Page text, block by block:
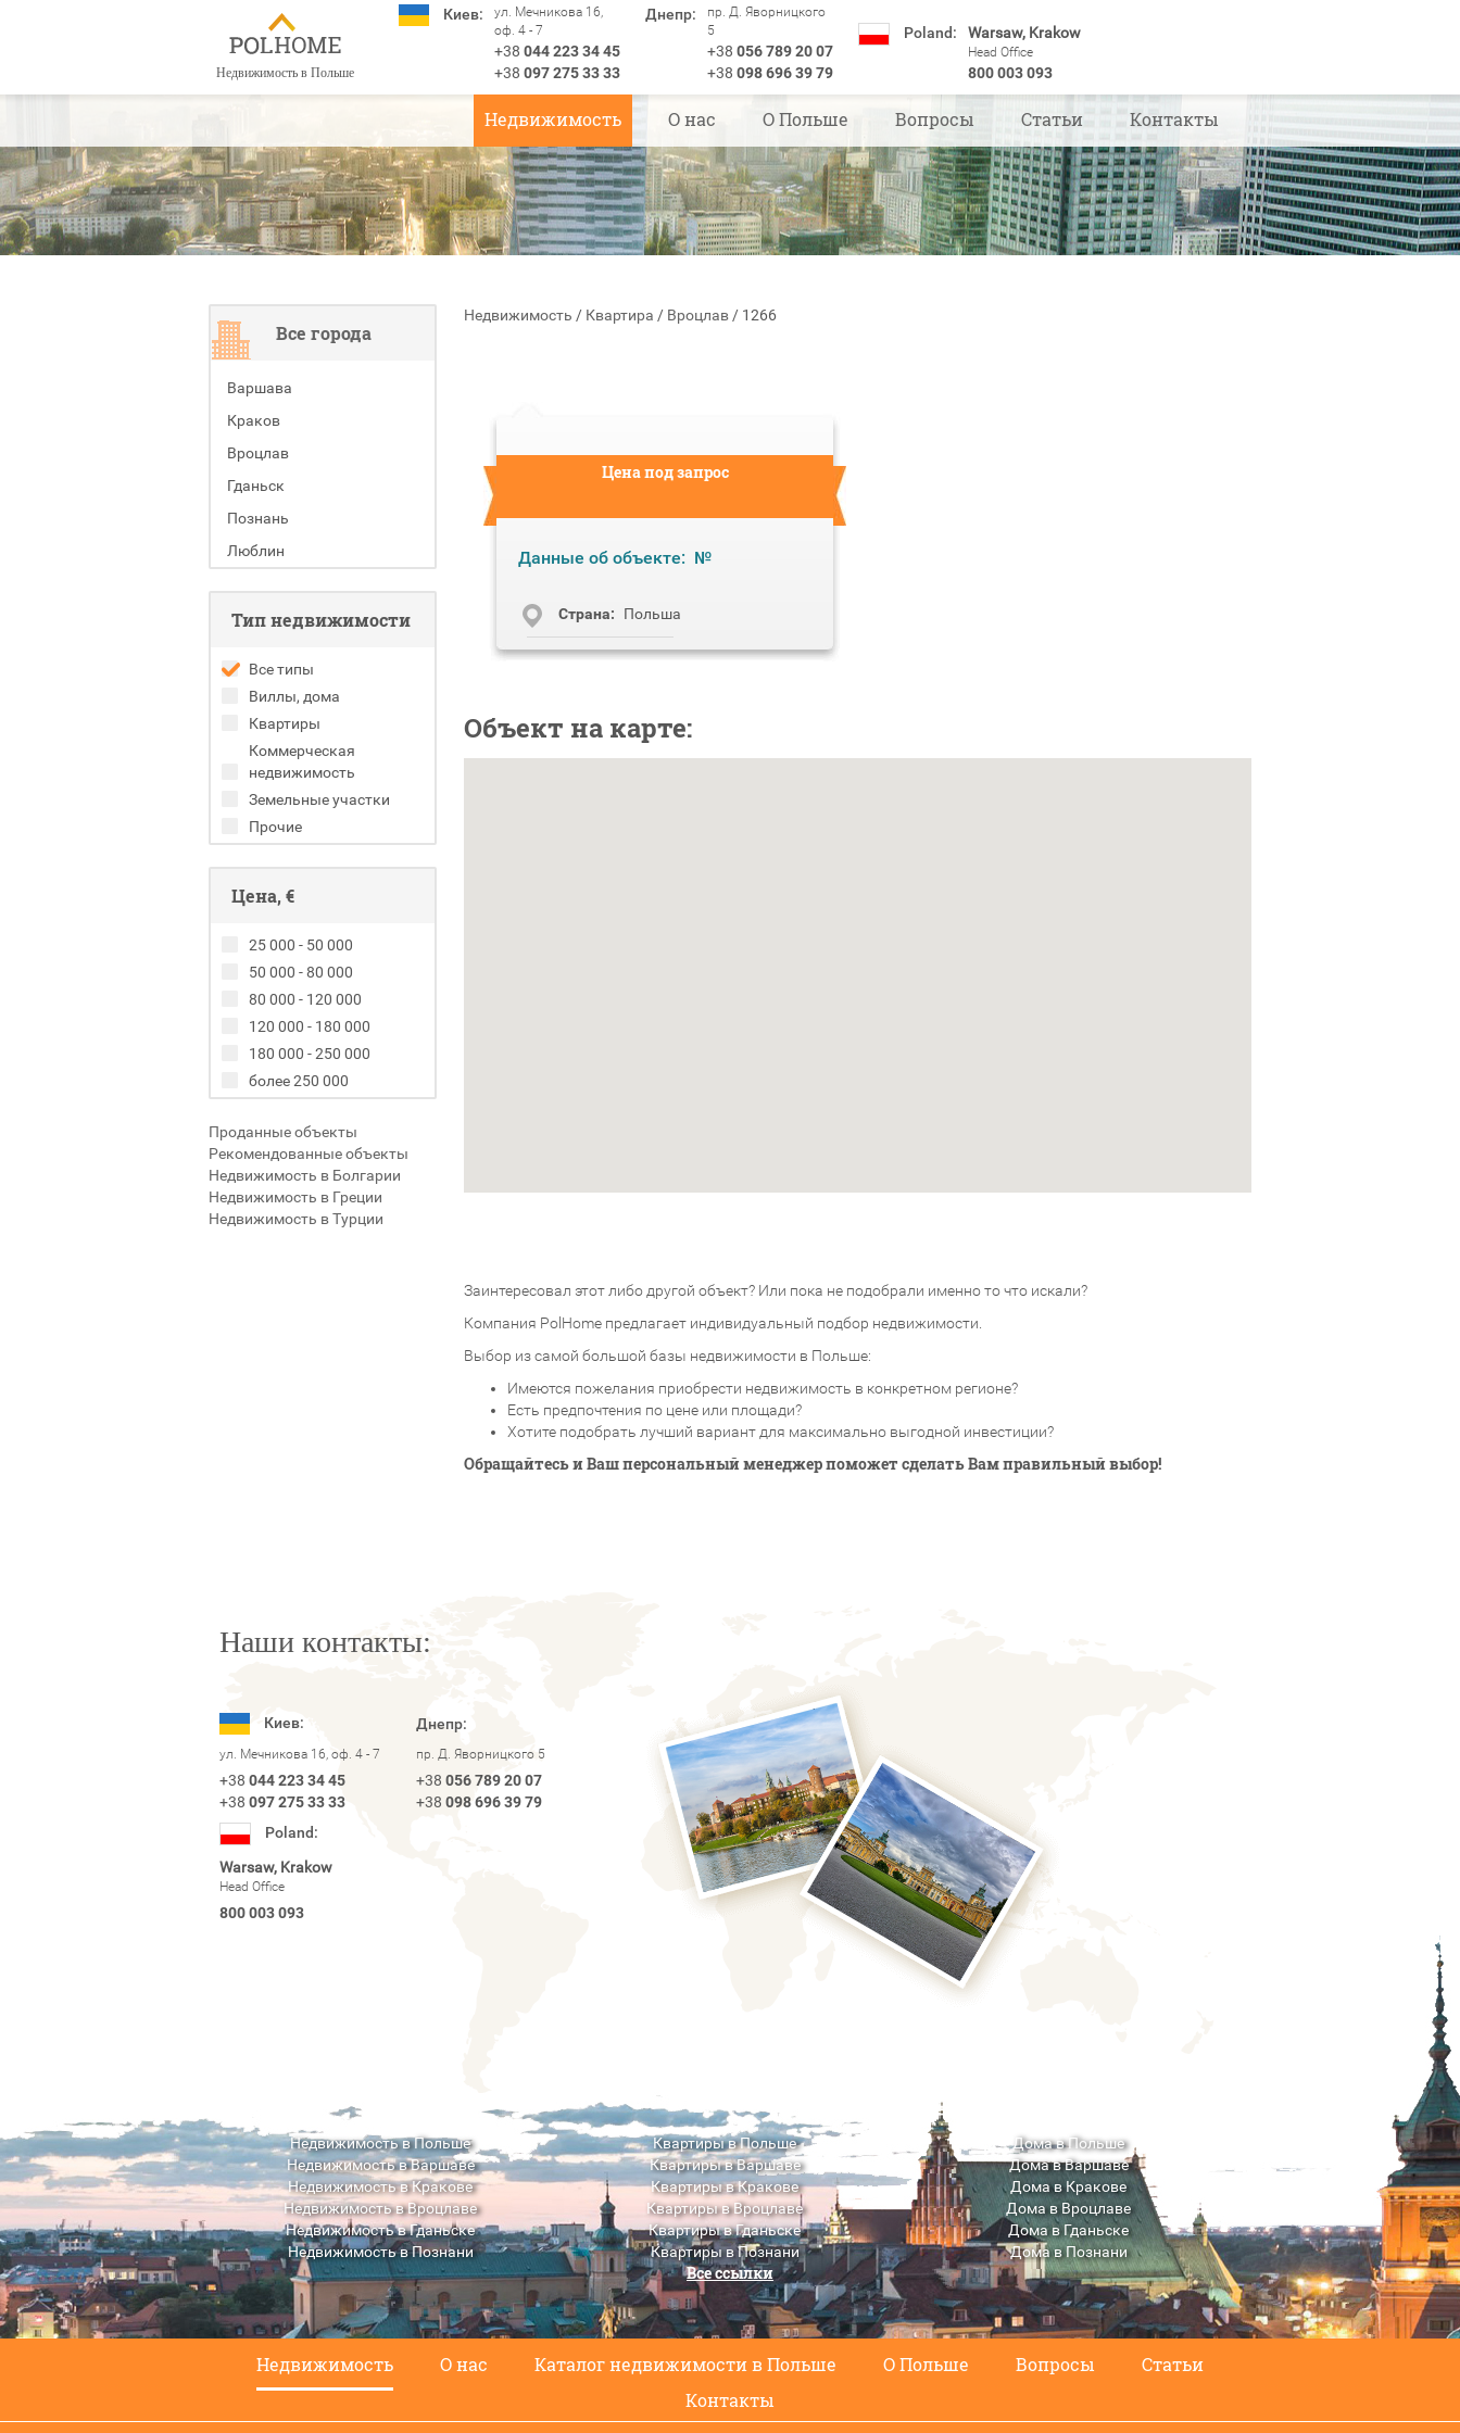
Недвижимость в Польше
Киев:
ул. Мечникова 16,
оф. 4 - 7
+38 044 223 34 45
+38 097 275 33 33
Днепр:
пр. Д. Яворницкого
5
+38 056 789 20 07
+38 098 696 39 79
Poland: Warsaw, Krakow
Head Office
800 003 093
Недвижимость О нас О Польше Вопросы Статьи Контакты
Все города
Варшава
Краков
Вроцлав
Гданьск
Познань
Люблин
Тип недвижимости
Все типы
Виллы, дома
Квартиры
Коммерческая
недвижимость
Земельные участки
Прочие
Цена, €
25 000 - 50 000
50 000 - 80 000
80 000 - 120 000
120 000 - 180 000
180 000 - 250 000
более 250 000
Проданные объекты
Рекомендованные объекты
Недвижимость в Болгарии
Недвижимость в Греции
Недвижимость в Турции
Недвижимость / Квартира / Вроцлав / 1266
Цена под запрос
Данные об объекте: №
Cтрана: Польша
Объект на карте:
Заинтересовал этот либо другой объект? Или пока не подобрали именно то что искали?
Компания PolHome предлагает индивидуальный подбор недвижимости.
Выбор из самой большой базы недвижимости в Польше:
Имеются пожелания приобрести недвижимость в конкретном регионе?
Есть предпочтения по цене или площади?
Хотите подобрать лучший вариант для максимально выгодной инвестиции?
Обращайтесь и Ваш персональный менеджер поможет сделать Вам правильный выбор!
Наши контакты:
Киев:
ул. Мечникова 16, оф. 4 - 7
+38 044 223 34 45
+38 097 275 33 33
Днепр:
пр. Д. Яворницкого 5
+38 056 789 20 07
+38 098 696 39 79
Poland:
Warsaw, Krakow
Head Office
800 003 093
Недвижимость в Польше
Недвижимость в Варшаве
Недвижимость в Кракове
Недвижимость в Вроцлаве
Недвижимость в Гданьске
Недвижимость в Познани
Недвижимость в Люблине
Квартиры в Польше
Квартиры в Варшаве
Квартиры в Кракове
Квартиры в Вроцлаве
Квартиры в Гданьске
Квартиры в Познани
Квартиры в Люблине
Дома в Польше
Дома в Варшаве
Дома в Кракове
Дома в Вроцлаве
Дома в Гданьске
Дома в Познани
Дома в Люблине
Все ссылки
Недвижимость О нас Каталог недвижимости в Польше О Польше Вопросы
Статьи
Контакты